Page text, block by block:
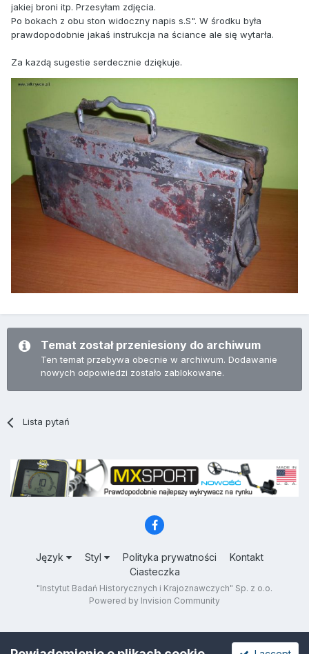
jakiej broni itp. Przesyłam zdjęcia.
Po bokach z obu ston widoczny napis s.S". W środku była
prawdopodobnie jakaś instrukcja na ściance ale się wytarła.
Za kazdą sugestie serdecznie dziękuje.
Temat został przeniesiony do archiwum
Ten temat przebywa obecnie w archiwum. Dodawanie
nowych odpowiedzi zostało zablokowane.
Lista pytań
Język Styl Polityka prywatności
Kontakt
Ciasteczka
"Instytut Badań Historycznych i Krajoznawczych" Sp. z o.o.
Powered by Invision Community